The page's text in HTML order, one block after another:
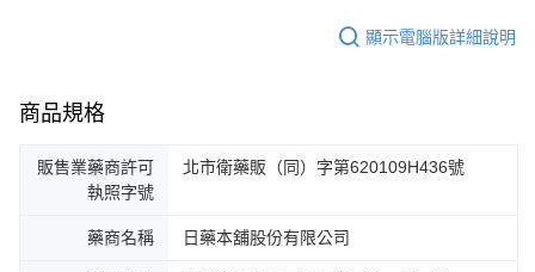
顯示電腦版詳細說明
商品規格
販售業藥商許可
執照字號
北市衛藥販（同）字第620109H436號
藥商名稱 日藥本舖股份有限公司